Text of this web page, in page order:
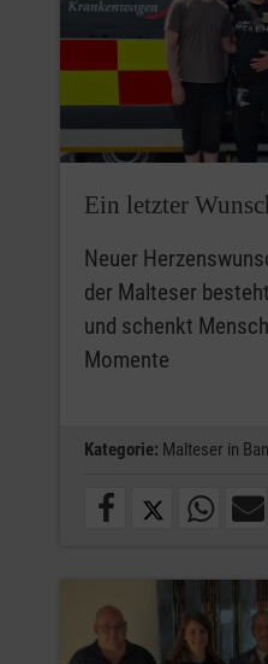
Ein letzter
Neuer
der Malteser
und schenkt
Momente
Kategorie: Malteser in